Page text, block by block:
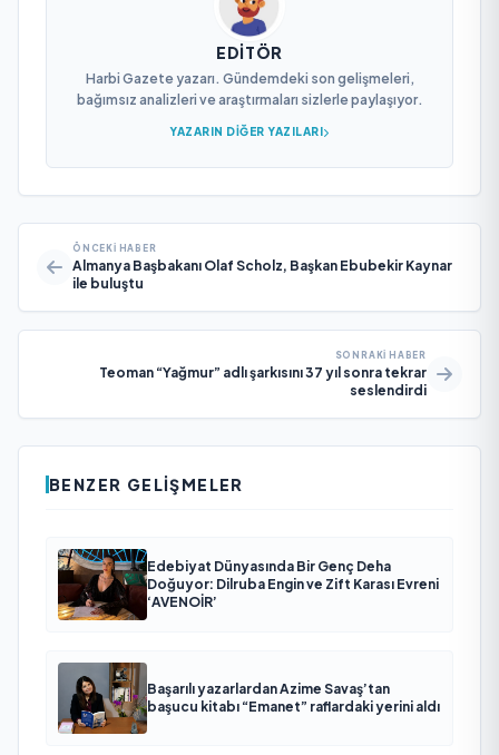
EDITÖR
Harbi Gazete yazarı. Gündemdeki son gelişmeleri,
bağımsız analizleri ve araştırmaları sizlerle paylaşıyor.
YAZARIN DIĞER YAZILARI
ÖNCEKI HABER
Almanya Başbakanı Olaf Scholz, Başkan Ebubekir Kaynar
ile buluştu
SONRAKI HABER
Teoman “Yağmur” adlı şarkısını 37 yıl sonra tekrar
seslendirdi
BENZER GELIŞMELER
Edebiyat Dünyasında Bir Genç Deha
Doğuyor: Dilruba Engin ve Zift Karası Evreni
‘AVENOİR’
Başarılı yazarlardan Azime Savaş’tan
başucu kitabı “Emanet” raflardaki yerini aldı